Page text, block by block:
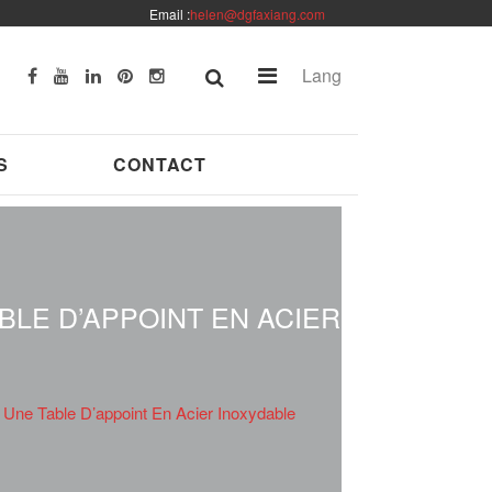
Email :helen@dgfaxiang.com
Lang
CONTACT
D’APPOINT EN ACIER
Table D’appoint En Acier Inoxydable